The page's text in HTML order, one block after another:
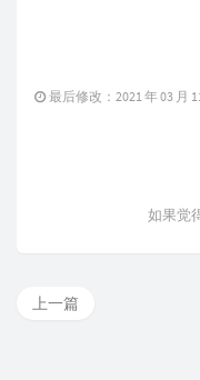
最后修改：2021 年 03 月
如果觉
上一篇